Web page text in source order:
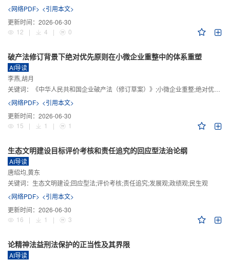
<网络PDF> <引用本文>
更新时间： 2026-06-30
12
| 4 | 0
破产法修订背景下绝对优先原则在小微企业重整中的体系重塑
AI导读
李燕,胡月
关键词：
《中华人民共和国企业破产法（修订草案）》;小微企业重整;绝对优先原则;股东权益保留;预期可支配收入标准
<网络PDF> <引用本文>
更新时间： 2026-06-30
15
| 1 | 1
生态文明建设目标评价考核和责任追究的回应型法治论纲
AI导读
唐绍均,黄东
关键词： 生态文明建设;回应型法;评价考核;责任追究;发展观;政绩观;民生观
<网络PDF> <引用本文>
更新时间： 2026-06-30
16
| 1 | 3
论精神法益刑法保护的正当性及其界限
AI导读